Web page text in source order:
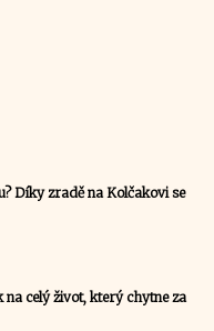
Díky zradě na Kolčakovi se
celý život, který chytne za